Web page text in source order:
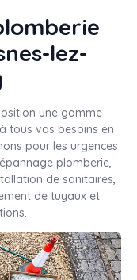
lez-
une gamme
tous vos besoins en
pour les urgences
plomberie,
de sanitaires,
de tuyaux et